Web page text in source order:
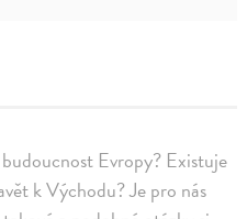
Evropy? Existuje
k Východu? Je pro nás